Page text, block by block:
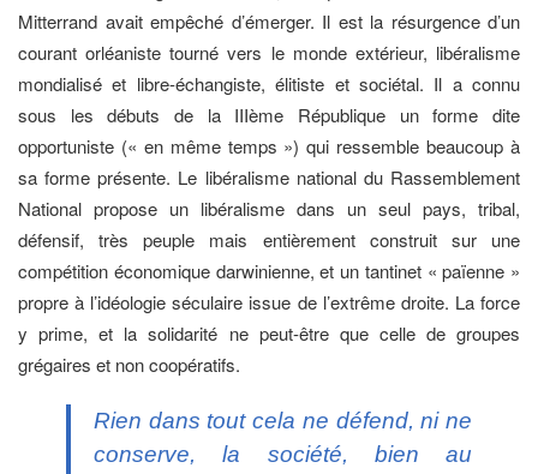
Mitterrand avait empêché d’émerger. Il est la résurgence d’un
courant orléaniste tourné vers le monde extérieur, libéralisme
mondialisé et libre-échangiste, élitiste et sociétal. Il a connu
sous les débuts de la IIIème République un forme dite
opportuniste (« en même temps ») qui ressemble beaucoup à
sa forme présente. Le libéralisme national du Rassemblement
National propose un libéralisme dans un seul pays, tribal,
défensif, très peuple mais entièrement construit sur une
compétition économique darwinienne, et un tantinet « païenne »
propre à l’idéologie séculaire issue de l’extrême droite. La force
y prime, et la solidarité ne peut-être que celle de groupes
grégaires et non coopératifs.
Rien dans tout cela ne défend, ni ne
conserve, la société, bien au